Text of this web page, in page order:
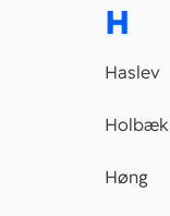
H
Haslev
Holbæk
Høng